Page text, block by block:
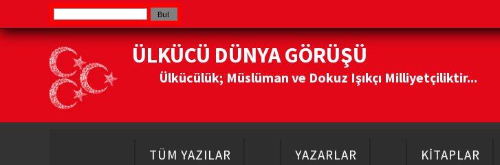
ÜLKÜCÜ DÜNYA GÖRÜŞÜ
Ülkücülük; Müslüman ve Dokuz Işıkçı Milliyetçiliktir...
TÜM YAZILAR YAZARLAR KİTAPLAR